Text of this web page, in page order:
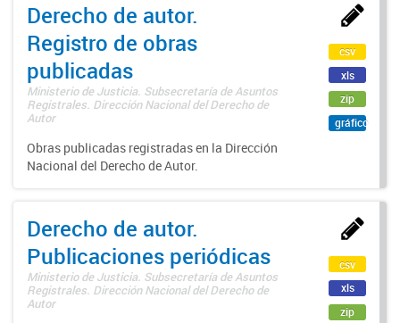
Derecho de autor.
Registro de obras
publicadas
Ministerio de Justicia. Subsecretaría de Asuntos
Registrales. Dirección Nacional del Derecho de
Autor
Obras publicadas registradas en la Dirección
Nacional del Derecho de Autor.
csv
xls
zip
gráfico
Derecho de autor.
Publicaciones periódicas
Ministerio de Justicia. Subsecretaría de Asuntos
Registrales. Dirección Nacional del Derecho de
Autor
csv
xls
zip